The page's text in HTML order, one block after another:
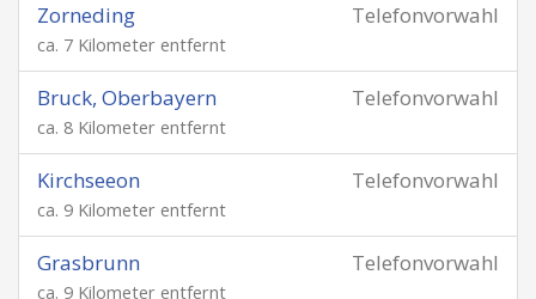
Telefonvorwahl
Zorneding
ca. 7 Kilometer entfernt
Telefonvorwahl
Bruck, Oberbayern
ca. 8 Kilometer entfernt
Telefonvorwahl
Kirchseeon
ca. 9 Kilometer entfernt
Telefonvorwahl
Grasbrunn
ca. 9 Kilometer entfernt